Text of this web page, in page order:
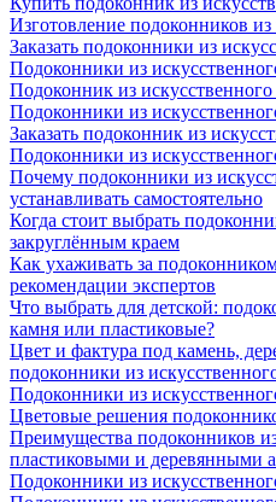
Изготовление подоконников
Заказать подоконники из
Подоконники из
Подоконник из
Подоконники из
Заказать подоконник из
Подоконники из
Почему подоконники из
устанавливать самостоятельно
Когда стоит выбрать
закруглённым краем
Как ухаживать за
рекомендации экспертов
Что выбрать для детской:
камня или пластиковые?
Цвет и фактура под камень,
подоконники из
Подоконники из
Цветовые решения
Преимущества подоконников
пластиковыми и деревянными
Подоконники из